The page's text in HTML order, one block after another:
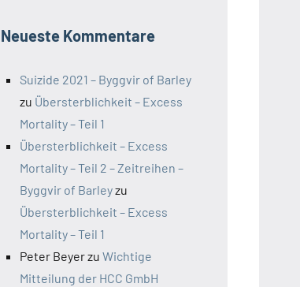
Neueste Kommentare
Suizide 2021 – Byggvir of Barley
zu Übersterblichkeit – Excess
Mortality – Teil 1
Übersterblichkeit – Excess
Mortality – Teil 2 – Zeitreihen –
Byggvir of Barleyzu
Übersterblichkeit – Excess
Mortality – Teil 1
Peter Beyerzu Wichtige
Mitteilung der HCC GmbH